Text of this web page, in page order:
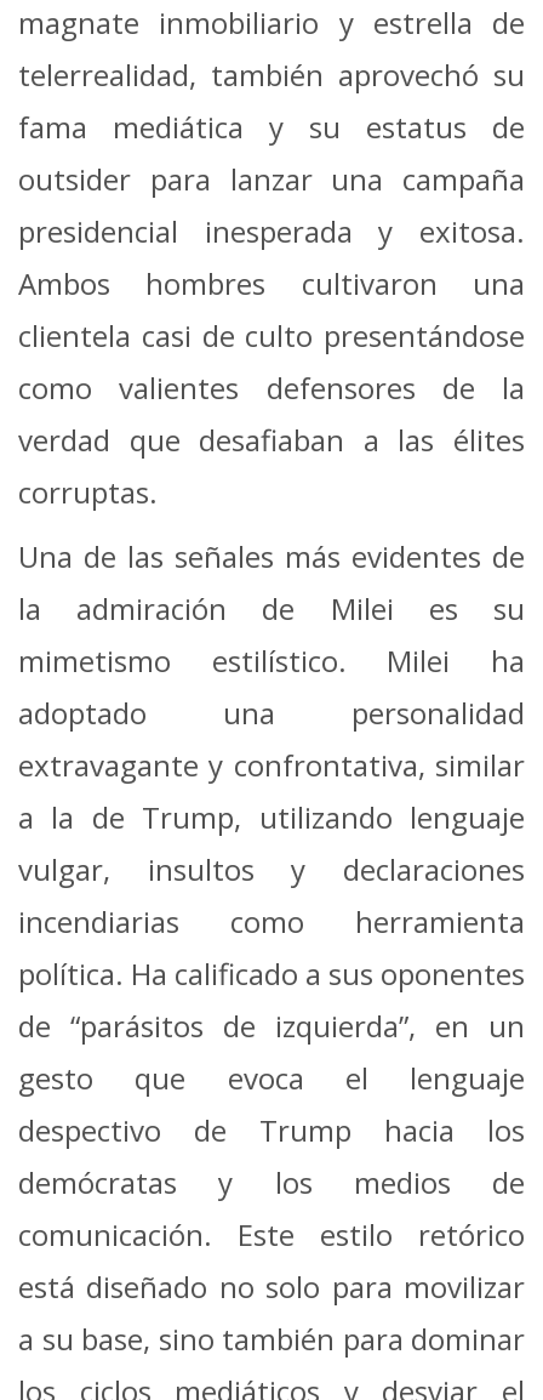
magnate inmobiliario y estrella de
telerrealidad, también aprovechó su
fama mediática y su estatus de
outsider para lanzar una campaña
presidencial inesperada y exitosa.
Ambos hombres cultivaron una
clientela casi de culto presentándose
como valientes defensores de la
verdad que desafiaban a las élites
corruptas.
Una de las señales más evidentes de
la admiración de Milei es su
mimetismo estilístico. Milei ha
adoptado una personalidad
extravagante y confrontativa, similar
a la de Trump, utilizando lenguaje
vulgar, insultos y declaraciones
incendiarias como herramienta
política. Ha calificado a sus oponentes
de “parásitos de izquierda”, en un
gesto que evoca el lenguaje
despectivo de Trump hacia los
demócratas y los medios de
comunicación. Este estilo retórico
está diseñado no solo para movilizar
a su base, sino también para dominar
los ciclos mediáticos y desviar el